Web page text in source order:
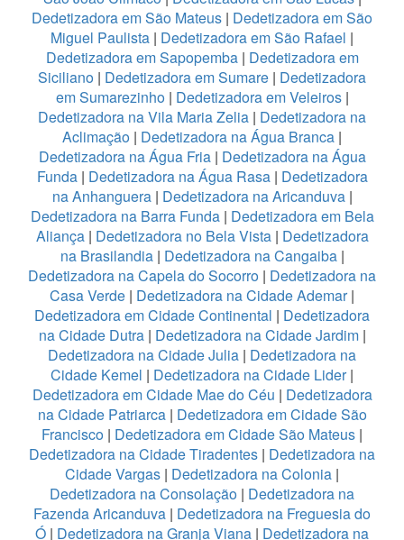
Dedetizadora em São Mateus | Dedetizadora em São
Miguel Paulista | Dedetizadora em São Rafael |
Dedetizadora em Sapopemba | Dedetizadora em
Siciliano | Dedetizadora em Sumare | Dedetizadora
em Sumarezinho| Dedetizadora em Veleiros|
Dedetizadora na Vila Maria Zelia | Dedetizadora na
Aclimação | Dedetizadora na Água Branca |
Dedetizadora na Água Fria| Dedetizadora na Água
Funda| Dedetizadora na Água Rasa | Dedetizadora
na Anhanguera| Dedetizadora na Aricanduva|
Dedetizadora na Barra Funda | Dedetizadora em Bela
Aliança | Dedetizadora no Bela Vista| Dedetizadora
na Brasilandia| Dedetizadora na Cangaiba|
Dedetizadora na Capela do Socorro | Dedetizadora na
Casa Verde | Dedetizadora na Cidade Ademar|
Dedetizadora em Cidade Continental | Dedetizadora
na Cidade Dutra | Dedetizadora na Cidade Jardim|
Dedetizadora na Cidade Julia | Dedetizadora na
Cidade Kemel | Dedetizadora na Cidade Lider|
Dedetizadora em Cidade Mae do Céu | Dedetizadora
na Cidade Patriarca| Dedetizadora em Cidade São
Francisco | Dedetizadora em Cidade São Mateus |
Dedetizadora na Cidade Tiradentes | Dedetizadora na
Cidade Vargas | Dedetizadora na Colonia |
Dedetizadora na Consolação | Dedetizadora na
Fazenda Aricanduva | Dedetizadora na Freguesia do
Ó | Dedetizadora na Granja Viana | Dedetizadora na